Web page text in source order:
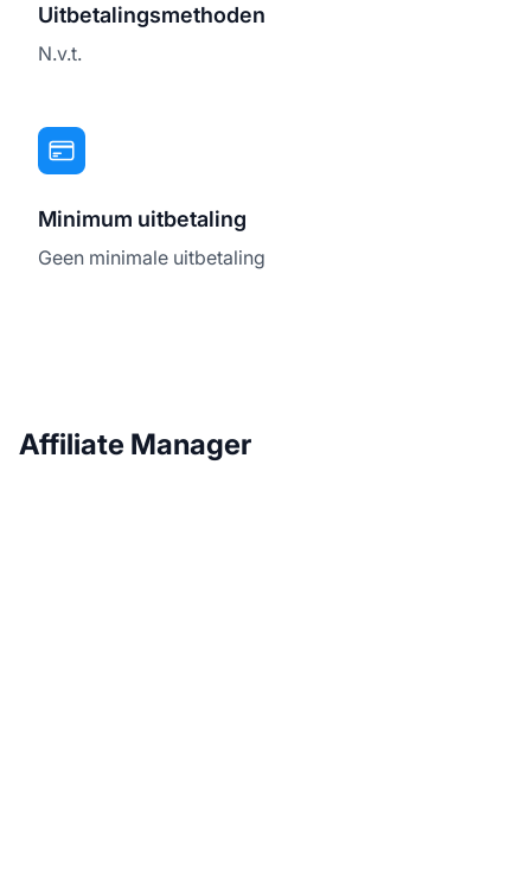
Uitbetalingsmethoden
N.v.t.
Minimum uitbetaling
Geen minimale uitbetaling
Affiliate Manager